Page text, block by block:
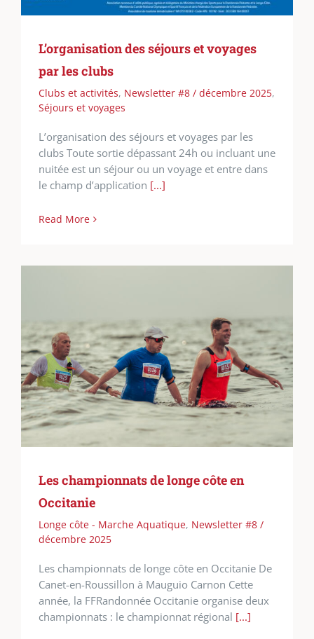
L’organisation des séjours et voyages
par les clubs
Clubs et activités, Newsletter #8 / décembre 2025,
Séjours et voyages
L’organisation des séjours et voyages par les
clubs Toute sortie dépassant 24h ou incluant une
nuitée est un séjour ou un voyage et entre dans
le champ d’application [...]
Read More
Les championnats de longe côte en
Occitanie
Longe côte - Marche Aquatique, Newsletter #8 /
décembre 2025
Les championnats de longe côte en Occitanie De
Canet-en-Roussillon à Mauguio Carnon Cette
année, la FFRandonnée Occitanie organise deux
championnats : le championnat régional [...]